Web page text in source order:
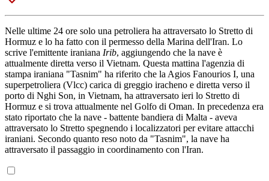
Nelle ultime 24 ore solo una petroliera ha attraversato lo Stretto di
Hormuz e lo ha fatto con il permesso della Marina dell'Iran. Lo
scrive l'emittente iraniana Irib, aggiungendo che la nave è
attualmente diretta verso il Vietnam. Questa mattina l'agenzia di
stampa iraniana "Tasnim" ha riferito che la Agios Fanourios I, una
superpetroliera (Vlcc) carica di greggio iracheno e diretta verso il
porto di Nghi Son, in Vietnam, ha attraversato ieri lo Stretto di
Hormuz e si trova attualmente nel Golfo di Oman. In precedenza era
stato riportato che la nave - battente bandiera di Malta - aveva
attraversato lo Stretto spegnendo i localizzatori per evitare attacchi
iraniani. Secondo quanto reso noto da "Tasnim", la nave ha
attraversato il passaggio in coordinamento con l'Iran.